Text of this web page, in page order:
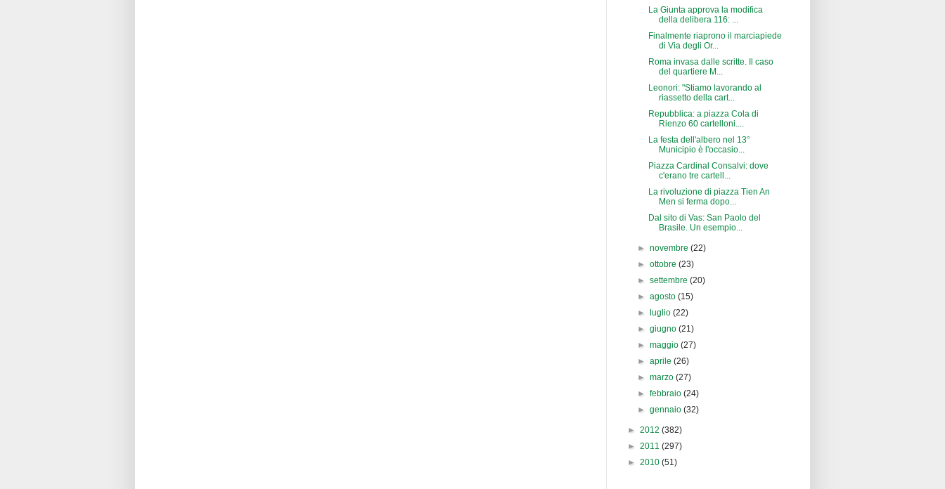
La Giunta approva la modifica
della delibera 116: ...
Finalmente riaprono il marciapiede
di Via degli Or...
Roma invasa dalle scritte. Il caso
del quartiere M...
Leonori: "Stiamo lavorando al
riassetto della cart...
Repubblica: a piazza Cola di
Rienzo 60 cartelloni....
La festa dell'albero nel 13°
Municipio è l'occasio...
Piazza Cardinal Consalvi: dove
c'erano tre cartell...
La rivoluzione di piazza Tien An
Men si ferma dopo...
Dal sito di Vas: San Paolo del
Brasile. Un esempio...
►novembre(22)
►ottobre(23)
►settembre(20)
►agosto(15)
►
luglio(22)
►giugno(21)
►maggio(27)
►aprile(26)
►marzo(27)
►febbraio(24)
►gennaio(32)
► 2012 (382)
► 2011 (297)
► 2010 (51)